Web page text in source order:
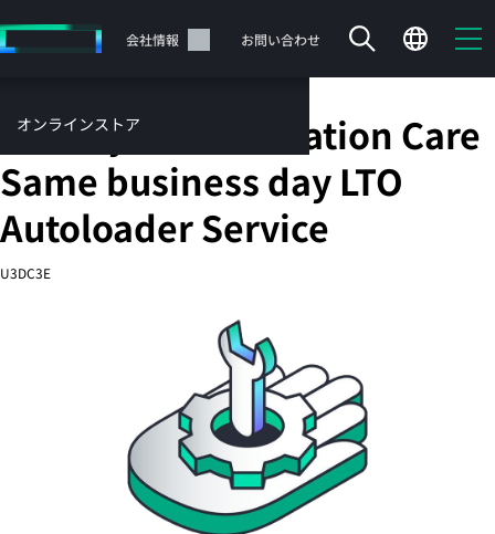
イ
テ
ン
に
キ
会社情報 お問い合わせ
オンラインストア
お問い合わせ
カートは空です
HPEストアで商品を検索、構成、注文できます。
今すぐ購入
HPE 5 year Foundation Care
Same business day LTO
Autoloader Service
U3DC3E